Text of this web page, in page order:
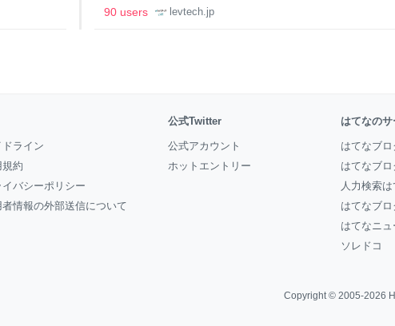
ついて作者に聞く【フォーカス】 - レバテックLAB
90 users levtech.jp
ドライン
約
イバシーポリシー
者情報の外部送信について
公式Twitter
公式アカウント
ホットエントリー
はてなのサ
はてなブロ
はてなブ
人力検索は
はてなブ
はてなニュ
ソレドコ
Copyright © 2005-2026